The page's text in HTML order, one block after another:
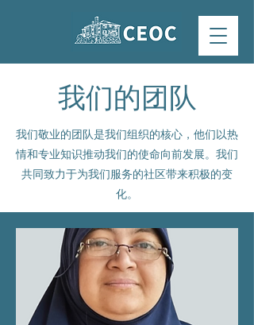
我们的团队
我们敬业的团队是我们组织的核心，他们以热
情和专业知识推动我们的使命向前发展。我们
共同致力于为我们服务的社区带来积极的变
化。